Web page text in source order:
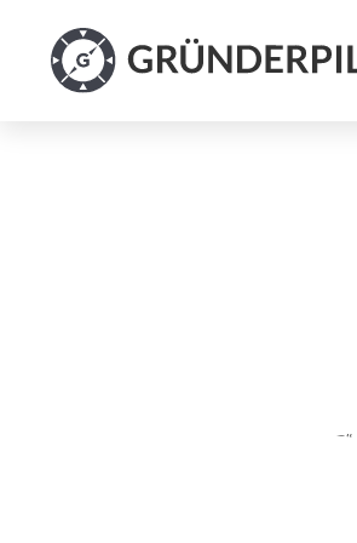
STARTUP TOOLS
Startup Tools von